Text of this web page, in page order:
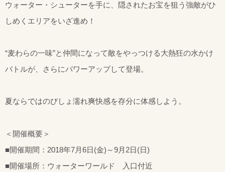
ウォーター・シューターを手に、隠されたお宝を狙う強敵がひ
しめくエリアをいざ進め！
“麦わらの一味”と仲間になって敵をやっつける大熱狂の水かけ
バトルが、さらにパワーアップして登場。
夏ならではのびしょ濡れ爽快感を存分に体感しよう。
＜開催概要＞
■開催期間：2018年7月6日(金)～9月2日(日)
■開催場所：ウォーターワールド 入口付近